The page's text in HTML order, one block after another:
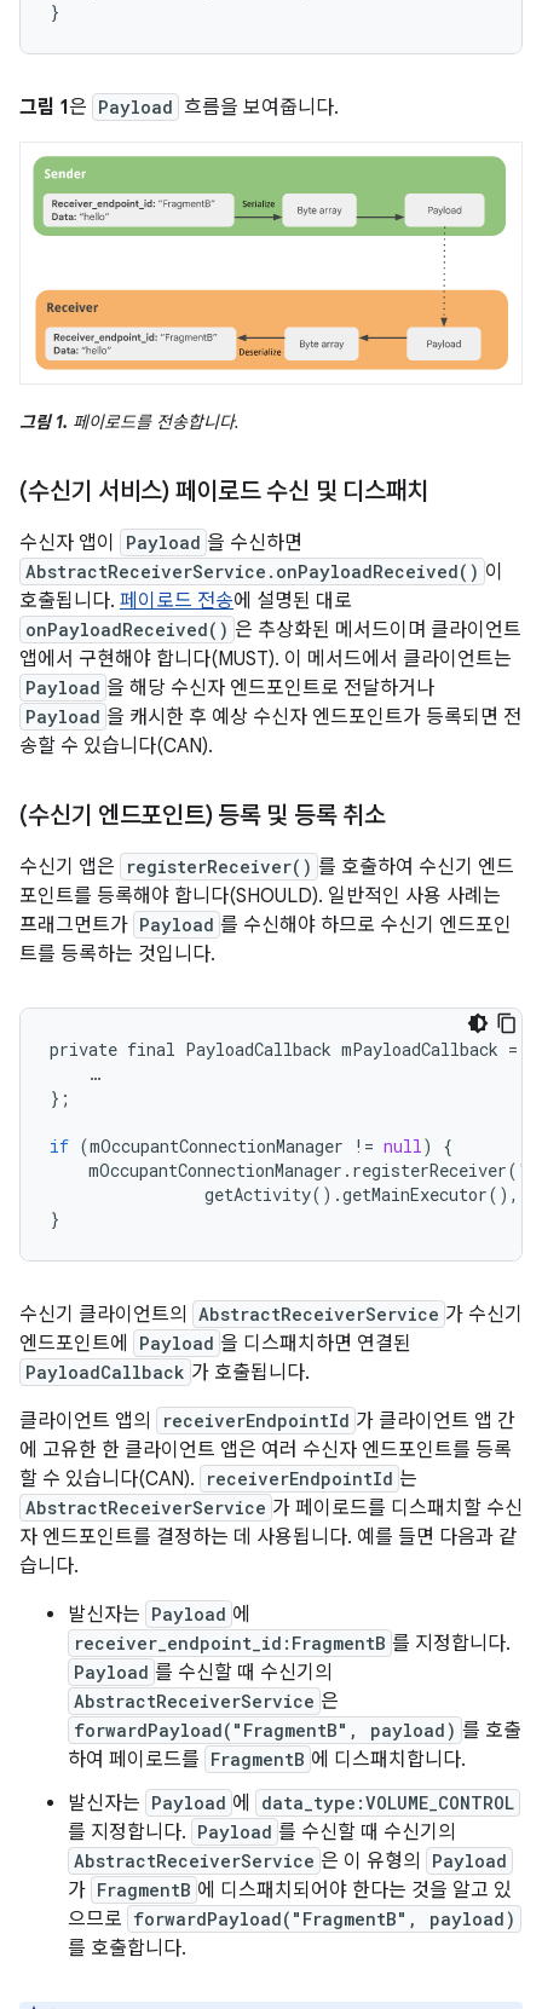
그림 1은 Payload 흐름을 보여줍니다.
그림 1. 페이로드를 전송합니다.
(수신기 서비스) 페이로드 수신 및 디스패치
수신자 앱이 Payload 을 수신하면
AbstractReceiverService.onPayloadReceived() 이
호출됩니다. 페이로드 전송에 설명된 대로
onPayloadReceived() 은 추상화된 메서드이며 클라이언트
앱에서 구현해야 합니다(MUST). 이 메서드에서 클라이언트는
Payload 을 해당 수신자 엔드포인트로 전달하거나
Payload 을 캐시한 후 예상 수신자 엔드포인트가 등록되면 전
송할 수 있습니다(CAN).
(수신기 엔드포인트) 등록 및 등록 취소
수신기 앱은 registerReceiver() 를 호출하여 수신기 엔드
포인트를 등록해야 합니다(SHOULD). 일반적인 사용 사례는
프래그먼트가 Payload 를 수신해야 하므로 수신기 엔드포인
트를 등록하는 것입니다.
private final PayloadCallback mPayloadCallback =
…
};
if (mOccupantConnectionManager != null )
{
mOccupantConnectionManager . registerReceiver(
getActivity() .getMainExecutor(),
}
수신기 클라이언트의 AbstractReceiverService 가 수신기
엔드포인트에
Payload 을 디스패치하면 연결된
PayloadCallback 가 호출됩니다.
클라이언트 앱의
receiverEndpointId 가 클라이언트 앱 간
에 고유한 한 클라이언트 앱은 여러 수신자 엔드포인트를 등록
할 수 있습니다(CAN).
receiverEndpointId 는
AbstractReceiverService 가 페이로드를 디스패치할 수신
자 엔드포인트를 결정하는 데 사용됩니다. 예를 들면 다음과 같
습니다.
발신자는 Payload 에
receiver_endpoint_id:FragmentB 를 지정합니다.
Payload 를 수신할 때 수신기의
AbstractReceiverService 은
forwardPayload("FragmentB", payload) 를 호출
하여 페이로드를 FragmentB 에 디스패치합니다.
발신자는 Payload 에 data_type:VOLUME_CONTROL
를 지정합니다. Payload 를 수신할 때 수신기의
AbstractReceiverService 은 이 유형의 Payload
가 FragmentB 에 디스패치되어야 한다는 것을 알고 있
으므로 forwardPayload("FragmentB", payload)
를 호출합니다.